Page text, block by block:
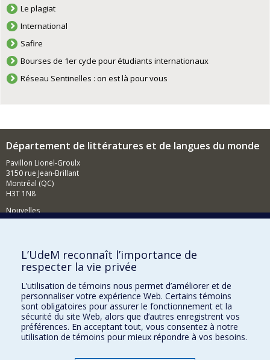
Le plagiat
International
Safire
Bourses de 1er cycle pour étudiants internationaux
Réseau Sentinelles : on est là pour vous
Département de littératures et de langues du monde
Pavillon Lionel-Groulx
3150 rue Jean-Brillant
Montréal (QC)
H3T 1N8
Nouvelles
Comment soutenir le Département?
BESOIN D'AIDE?
Plan du site
Signaler une erreur
Accessibilité
FACULTÉ DES ARTS ET DES SCIENCES
L’UdeM reconnaît l’importance de
respecter la vie privée
L’utilisation de témoins nous permet d’améliorer et de
personnaliser votre expérience Web. Certains témoins
sont obligatoires pour assurer le fonctionnement et la
sécurité du site Web, alors que d’autres enregistrent vos
préférences. En acceptant tout, vous consentez à notre
utilisation de témoins pour mieux répondre à vos besoins.